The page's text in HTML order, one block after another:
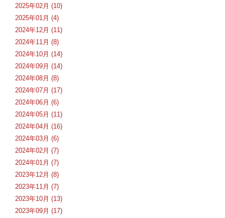
2025年02月 (10)
2025年01月 (4)
2024年12月 (11)
2024年11月 (8)
2024年10月 (14)
2024年09月 (14)
2024年08月 (8)
2024年07月 (17)
2024年06月 (6)
2024年05月 (11)
2024年04月 (16)
2024年03月 (6)
2024年02月 (7)
2024年01月 (7)
2023年12月 (8)
2023年11月 (7)
2023年10月 (13)
2023年09月 (17)